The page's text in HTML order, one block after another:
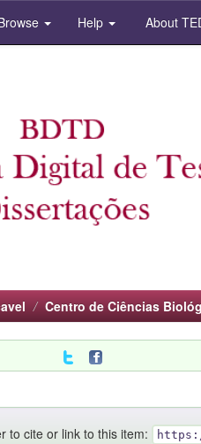
Help About
Centro de Ciências
to cite or link to this item: